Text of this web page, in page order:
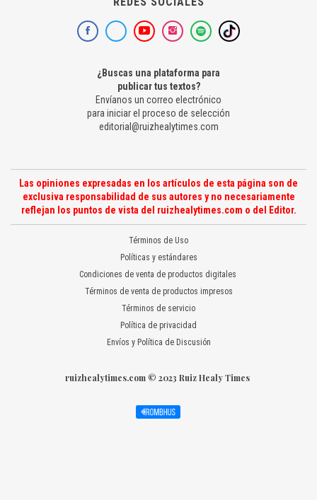
¿Buscas una plataforma para
publicar tus textos?
Envíanos un correo electrónico
para iniciar el proceso de selección
editorial@ruizhealytimes.com
Las opiniones expresadas en los artículos de esta página son de
exclusiva responsabilidad de sus autores y no necesariamente
reflejan los puntos de vista del ruizhealytimes.com o del Editor.
Términos de Uso
Políticas y estándares
Condiciones de venta de productos digitales
Términos de venta de productos impresos
Términos de servicio
Política de privacidad
Envíos y Política de Discusión
ruizhealytimes.com © 2023 Ruiz Healy Times